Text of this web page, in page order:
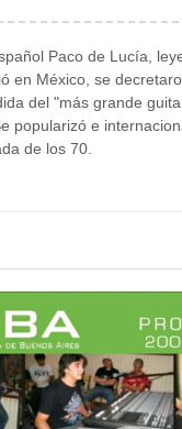
Paco de Lucía,
en México, se
del "más grande
popularizó e
de los 70.